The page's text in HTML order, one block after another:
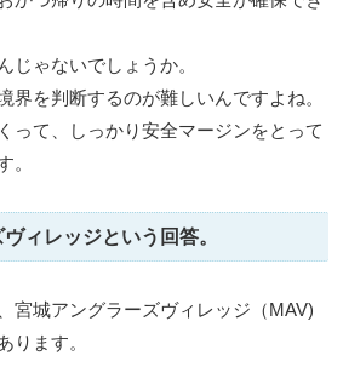
じゃないでしょうか。
界を判断するのが難しいんですよね。
って、しっかり安全マージンをとって
。
ィレッジという回答。
宮城アングラーズヴィレッジ（MAV)
ります。